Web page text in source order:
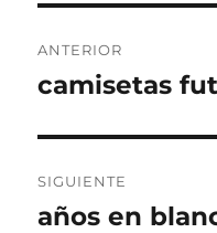
de
ANTERIOR
Entrada
camisetas
SIGUIENTE
Entrada
años en